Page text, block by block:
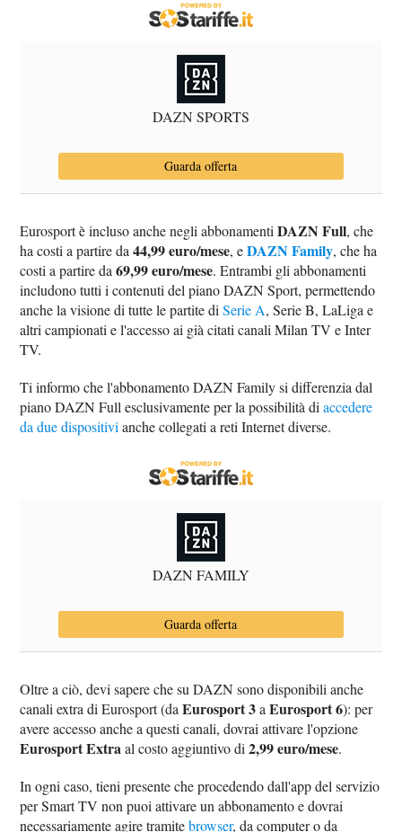
DAZN SPORTS
Guarda offerta
Eurosport è incluso anche negli abbonamentiDAZN Full, che
ha costi a partire da44,99 euro/mese, eDAZN Family, che ha
costi a partire da69,99 euro/mese. Entrambi gli abbonamenti
includono tutti i contenuti del piano DAZN Sport, permettendo
anche la visione di tutte le partite diSerie A, Serie B, LaLiga e
altri campionati e l'accesso ai già citati canali Milan TV e Inter
TV.
Ti informo che l'abbonamento DAZN Family si differenzia dal
piano DAZN Full esclusivamente per la possibilità diaccedere
da due dispositivianche collegati a reti Internet diverse.
DAZN FAMILY
Guarda offerta
Oltre a ciò, devi sapere che su DAZN sono disponibili anche
canali extra di Eurosport (daEurosport 3aEurosport 6): per
avere accesso anche a questi canali, dovrai attivare l'opzione
Eurosport Extraal costo aggiuntivo di2,99 euro/mese.
In ogni caso, tieni presente che procedendo dall'app del servizio
per Smart TV non puoi attivare un abbonamento e dovrai
necessariamente agire tramitebrowser, da computer o da